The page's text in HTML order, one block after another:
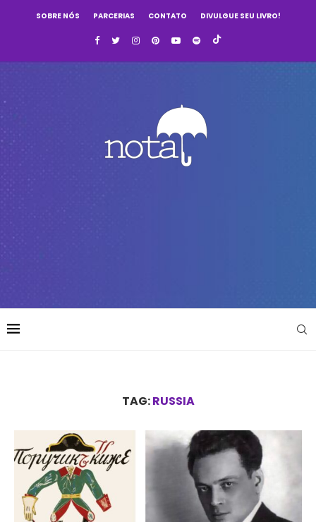
SOBRE NÓS PARCERIAS CONTATO DIVULGUE SEU LIVRO!
TAG:RUSSIA